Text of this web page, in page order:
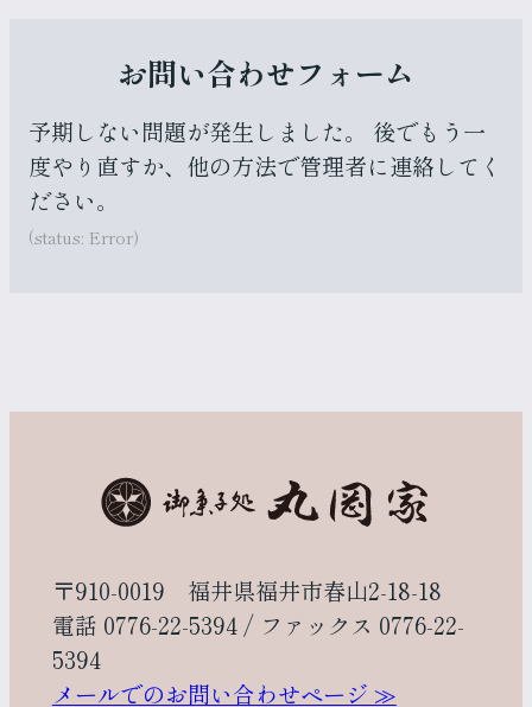
お問い合わせフォーム
予期しない問題が発生しました。 後でもう一
度やり直すか、他の方法で管理者に連絡してく
ださい。
(status: Error)
〒910-0019 福井県福井市春山2-18-18
電話 0776-22-5394 / ファックス 0776-22-
5394
メールでのお問い合わせページ ≫